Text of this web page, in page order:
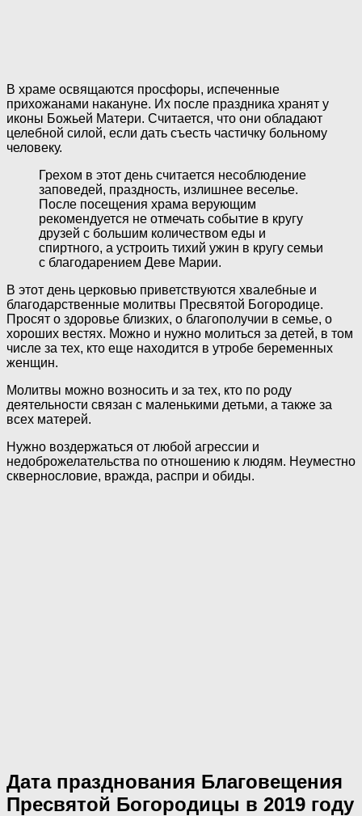
В храме освящаются просфоры, испеченные
прихожанами накануне. Их после праздника хранят у
иконы Божьей Матери. Считается, что они обладают
целебной силой, если дать съесть частичку больному
человеку.
Грехом в этот день считается несоблюдение
заповедей, праздность, излишнее веселье.
После посещения храма верующим
рекомендуется не отмечать событие в кругу
друзей с большим количеством еды и
спиртного, а устроить тихий ужин в кругу семьи
с благодарением Деве Марии.
В этот день церковью приветствуются хвалебные и
благодарственные молитвы Пресвятой Богородице.
Просят о здоровье близких, о благополучии в семье, о
хороших вестях. Можно и нужно молиться за детей, в том
числе за тех, кто еще находится в утробе беременных
женщин.
Молитвы можно возносить и за тех, кто по роду
деятельности связан с маленькими детьми, а также за
всех матерей.
Нужно воздержаться от любой агрессии и
недоброжелательства по отношению к людям. Неуместно
сквернословие, вражда, распри и обиды.
Дата празднования Благовещения
Пресвятой Богородицы в 2019 году